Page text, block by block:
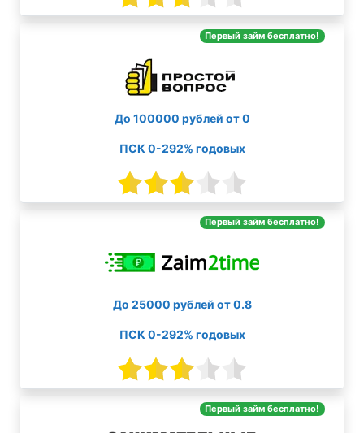
Первый займ бесплатно!
До 100000 рублей от 0
ПСК 0-292% годовых
Первый займ бесплатно!
До 25000 рублей от 0.8
ПСК 0-292% годовых
Первый займ бесплатно!